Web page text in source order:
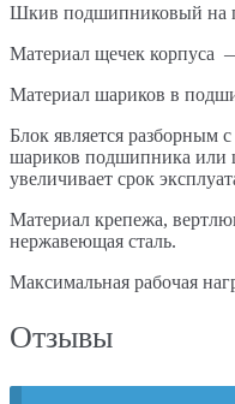
Шкив подшипниковый на
Материал щечек корпуса
Материал шариков в
Блок является разборным
шариков подшипника или
увеличивает срок
Материал крепежа,
нержавеющая сталь.
Максимальная рабочая
Отзывы